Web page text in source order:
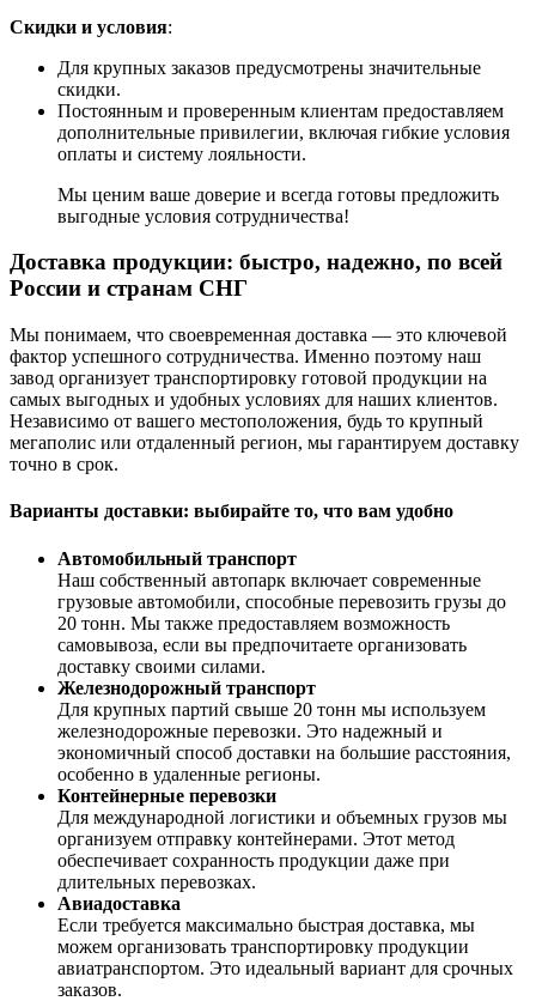
Скидки и условия:
Для крупных заказов предусмотрены значительные
скидки.
Постоянным и проверенным клиентам предоставляем
дополнительные привилегии, включая гибкие условия
оплаты и систему лояльности.
Мы ценим ваше доверие и всегда готовы предложить
выгодные условия сотрудничества!
Доставка продукции: быстро, надежно, по всей
России и странам СНГ
Мы понимаем, что своевременная доставка — это ключевой
фактор успешного сотрудничества. Именно поэтому наш
завод организует транспортировку готовой продукции на
самых выгодных и удобных условиях для наших клиентов.
Независимо от вашего местоположения, будь то крупный
мегаполис или отдаленный регион, мы гарантируем доставку
точно в срок.
Варианты доставки: выбирайте то, что вам удобно
Автомобильный транспорт
Наш собственный автопарк включает современные
грузовые автомобили, способные перевозить грузы до
20 тонн. Мы также предоставляем возможность
самовывоза, если вы предпочитаете организовать
доставку своими силами.
Железнодорожный транспорт
Для крупных партий свыше 20 тонн мы используем
железнодорожные перевозки. Это надежный и
экономичный способ доставки на большие расстояния,
особенно в удаленные регионы.
Контейнерные перевозки
Для международной логистики и объемных грузов мы
организуем отправку контейнерами. Этот метод
обеспечивает сохранность продукции даже при
длительных перевозках.
Авиадоставка
Если требуется максимально быстрая доставка, мы
можем организовать транспортировку продукции
авиатранспортом. Это идеальный вариант для срочных
заказов.